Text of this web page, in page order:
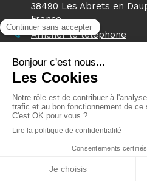
38490 Les Abrets en
France
Afficher le téléphone
Demander un devis
©2024 Nicolas rénovation -
Création et référencement du site